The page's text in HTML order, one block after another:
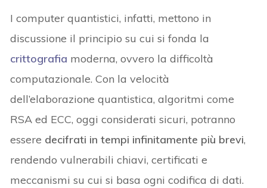
I computer quantistici, infatti, mettono in
discussione il principio su cui si fonda la
crittografia moderna, ovvero la difficoltà
computazionale. Con la velocità
dell’elaborazione quantistica, algoritmi come
RSA ed ECC, oggi considerati sicuri, potranno
essere decifrati in tempi infinitamente più brevi,
rendendo vulnerabili chiavi, certificati e
meccanismi su cui si basa ogni codifica di dati.